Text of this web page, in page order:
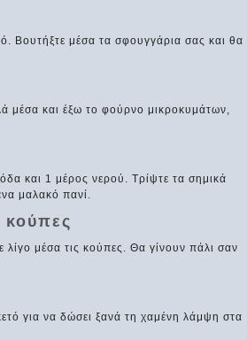
Βουτήξτε μέσα τα σφουγγάρια σας και θα
μέσα και έξω το φούρνο μικροκυμάτων,
και 1 μέρος νερού. Τρίψτε τα σημικά
μαλακό πανί.
κούπες
λίγο μέσα τις κούπες. Θα γίνουν πάλι σαν
για να δώσει ξανά τη χαμένη λάμψη στα